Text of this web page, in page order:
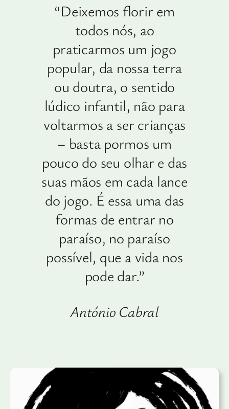
“Deixemos florir em
todos nós, ao
praticarmos um jogo
popular, da nossa terra
ou doutra, o sentido
lúdico infantil, não para
voltarmos a ser crianças
– basta pormos um
pouco do seu olhar e das
suas mãos em cada lance
do jogo. É essa uma das
formas de entrar no
paraíso, no paraíso
possível, que a vida nos
pode dar.”
António Cabral